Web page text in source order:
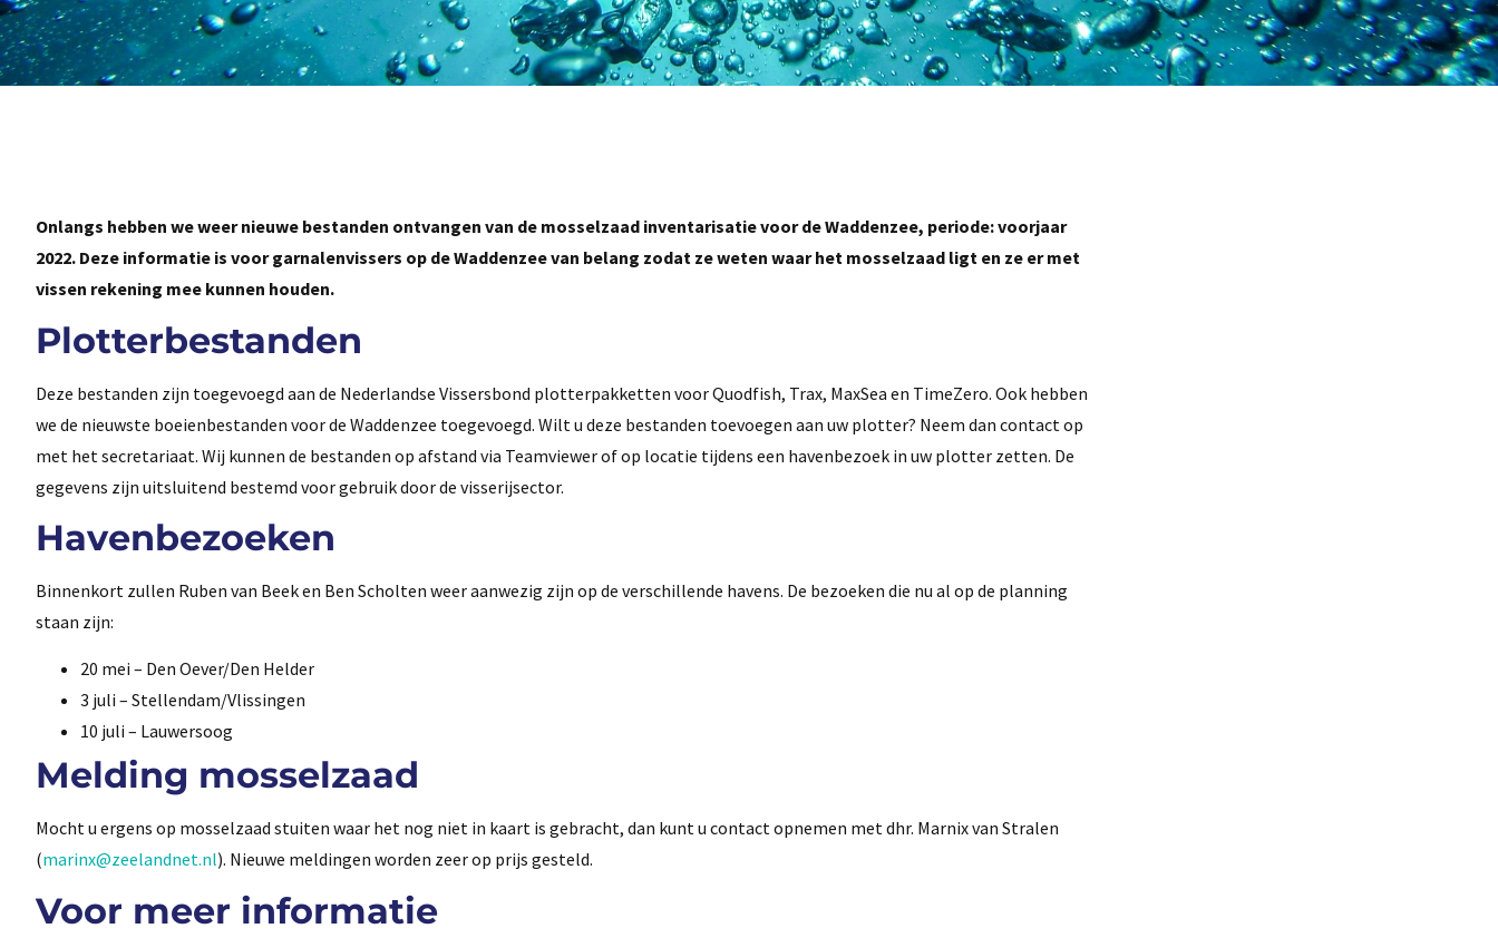
Onlangs hebben we weer nieuwe bestanden ontvangen van de mosselzaad inventarisatie voor de Waddenzee, periode: voorjaar
2022. Deze informatie is voor garnalenvissers op de Waddenzee van belang zodat ze weten waar het mosselzaad ligt en ze er met
vissen rekening mee kunnen houden.
Plotterbestanden
Deze bestanden zijn toegevoegd aan de Nederlandse Vissersbond plotterpakketten voor Quodfish, Trax, MaxSea en TimeZero. Ook hebben
we de nieuwste boeienbestanden voor de Waddenzee toegevoegd. Wilt u deze bestanden toevoegen aan uw plotter? Neem dan contact op
met het secretariaat. Wij kunnen de bestanden op afstand via Teamviewer of op locatie tijdens een havenbezoek in uw plotter zetten. De
gegevens zijn uitsluitend bestemd voor gebruik door de visserijsector.
Havenbezoeken
Binnenkort zullen Ruben van Beek en Ben Scholten weer aanwezig zijn op de verschillende havens. De bezoeken die nu al op de planning
staan zijn:
20 mei – Den Oever/Den Helder
3 juli – Stellendam/Vlissingen
10 juli – Lauwersoog
Melding mosselzaad
Mocht u ergens op mosselzaad stuiten waar het nog niet in kaart is gebracht, dan kunt u contact opnemen met dhr. Marnix van Stralen
(marinx@zeelandnet.nl). Nieuwe meldingen worden zeer op prijs gesteld.
Voor meer informatie